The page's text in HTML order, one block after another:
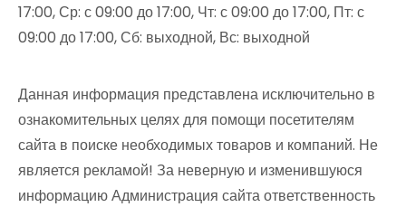
17:00, Ср: с 09:00 до 17:00, Чт: с 09:00 до 17:00, Пт: с
09:00 до 17:00, Сб: выходной, Вс: выходной
Данная информация представлена исключительно в
ознакомительных целях для помощи посетителям
сайта в поиске необходимых товаров и компаний. Не
является рекламой! За неверную и изменившуюся
информацию Администрация сайта ответственность